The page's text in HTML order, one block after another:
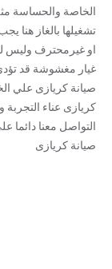
الخاصة والحساسة
تشغيلها بالغاز هنا
او غيرمحترف وليس
غيار مغشوشة قد
صيانة كريازى علي
كريازى عناء
التواصل معنا دائما
صيانة كريازى